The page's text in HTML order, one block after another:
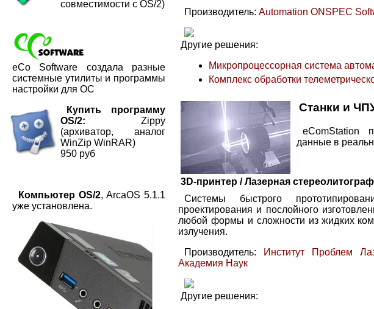
совместимости с OS/2)
eCo Software создала разные
системные утилиты и программы
настройки для ОС
Купить программу
OS/2: Zippy
(архиватор, аналог
WinZip WinRAR)
950 руб
Компьютер OS/2, ArcaOS 5.1.1
уже установлена.
Производитель: Automation ONSPEC
Другие решения:
Микропроцессорная система
Комплекс обработки
Станки и
eComStation
данные в
3D-принтер / Лазерная
Системы быстрого
проектирования и послойного
любой формы и сложности из жидких
излучения.
Производитель:
Институт Проблем
Академия Наук
Другие решения: